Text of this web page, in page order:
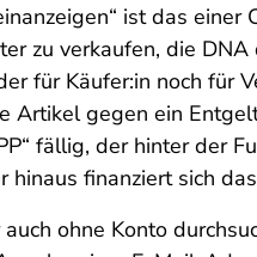
ist das
zu verkaufen, die
für Käufer:in noch für
Artikel gegen ein
fällig, der hinter der
hinaus finanziert sich
ohne Konto